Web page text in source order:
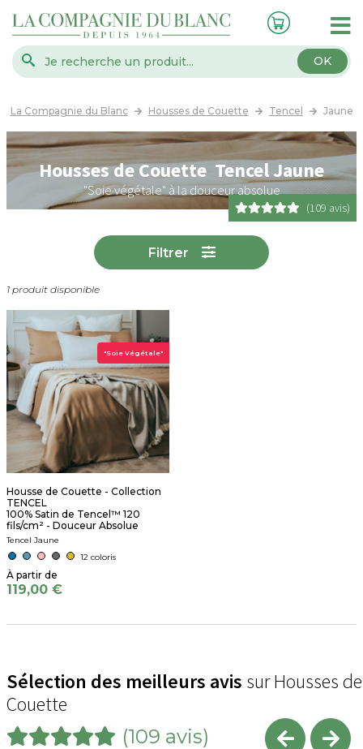
OK
La Compagnie du Blanc Housses de Couette Tencel Jaune
Housses de Couette Tencel Jaune
"Soie végétale" à la douceur absolue
(109 avis)
Filtrer
1 produit disponible
"Soie Végétale"
Housse de Couette - Collection
TENCEL
100% Satin de Tencel™ 120
fils/cm² - Douceur Absolue
Tencel Jaune
12 coloris
119,00 €
Sélection des meilleurs avis sur Housses de
Couette
(109 avis)